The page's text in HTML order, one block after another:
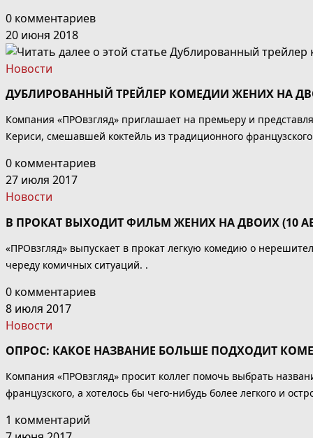
0 комментариев
20 июня 2018
Новости
ДУБЛИРОВАННЫЙ ТРЕЙЛЕР КОМЕДИИ ЖЕНИХ НА
Компания «ПРОвзгляд» приглашает на премьеру и
Кериси, смешавшей коктейль из традиционного
0 комментариев
27 июля 2017
Новости
В ПРОКАТ ВЫХОДИТ ФИЛЬМ ЖЕНИХ НА ДВОИХ (10
«ПРОвзгляд» выпускает в прокат легкую комедию о
череду комичных ситуаций. .
0 комментариев
8 июля 2017
Новости
ОПРОС: КАКОЕ НАЗВАНИЕ БОЛЬШЕ ПОДХОДИТ
Компания «ПРОвзгляд» просит коллег помочь выбрать
французского, а хотелось бы чего-нибудь более легкого и
1 комментарий